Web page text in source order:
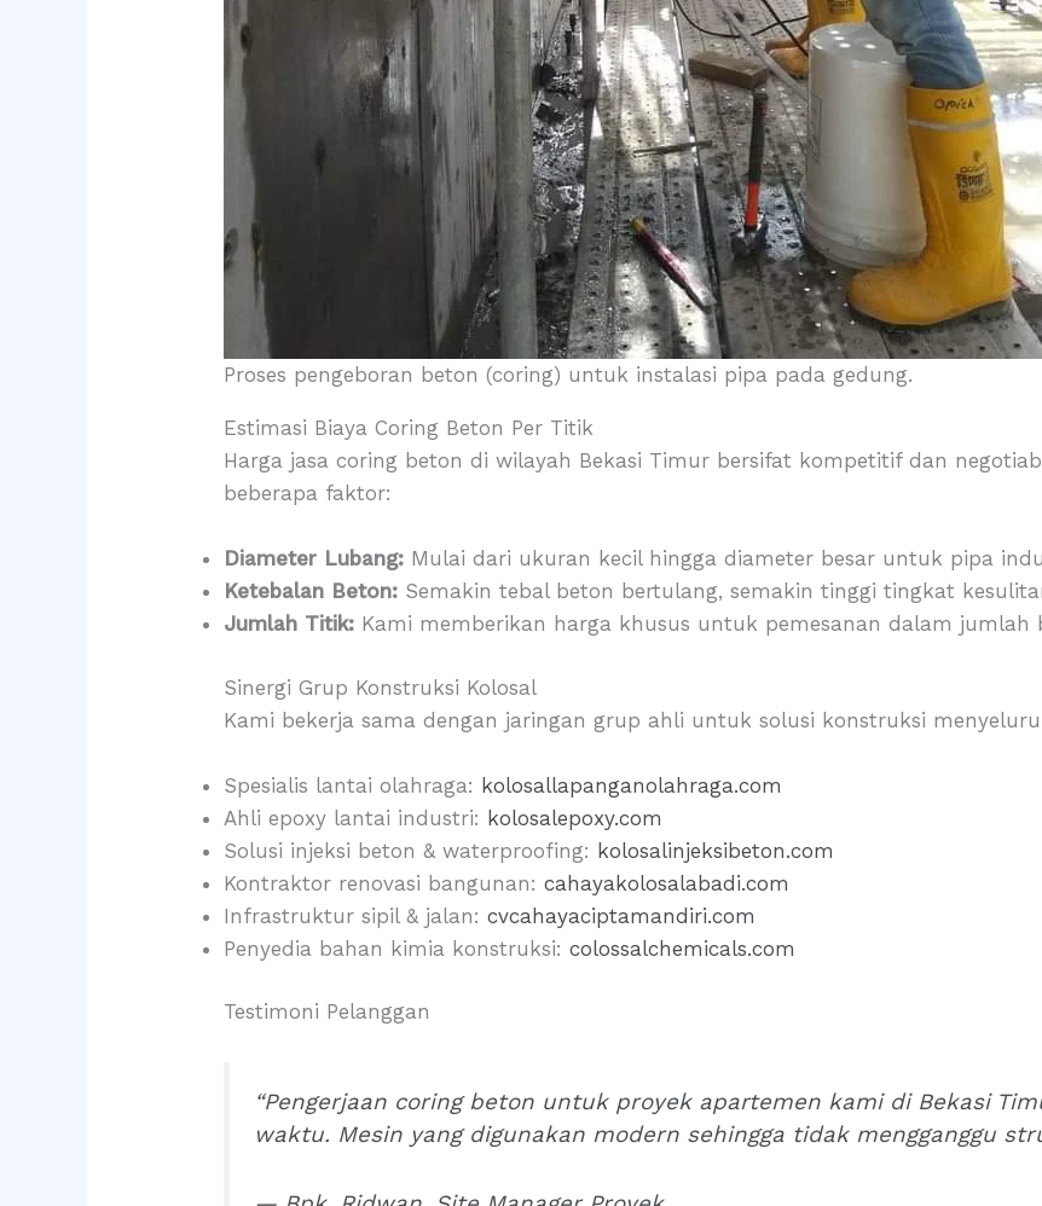
Proses pengeboran beton (coring) untuk instalasi pipa pada gedung.
Estimasi Biaya Coring Beton Per Titik
Harga jasa coring beton di wilayah Bekasi Timur bersifat kompetitif dan
beberapa faktor:
Diameter Lubang: Mulai dari ukuran kecil hingga diameter besar untuk pipa
Ketebalan Beton: Semakin tebal beton bertulang, semakin tinggi tingkat
Jumlah Titik: Kami memberikan harga khusus untuk pemesanan dalam jumlah
Sinergi Grup Konstruksi Kolosal
Kami bekerja sama dengan jaringan grup ahli untuk solusi konstruksi
Spesialis lantai olahraga: kolosallapanganolahraga.com
Ahli epoxy lantai industri: kolosalepoxy.com
Solusi injeksi beton & waterproofing: kolosalinjeksibeton.com
Kontraktor renovasi bangunan:cahayakolosalabadi.com
Infrastruktur sipil & jalan:cvcahayaciptamandiri.com
Penyedia bahan kimia konstruksi:colossalchemicals.com
Testimoni Pelanggan
“Pengerjaan coring beton untuk proyek apartemen kami di Bekasi
waktu. Mesin yang digunakan modern sehingga tidak mengganggu